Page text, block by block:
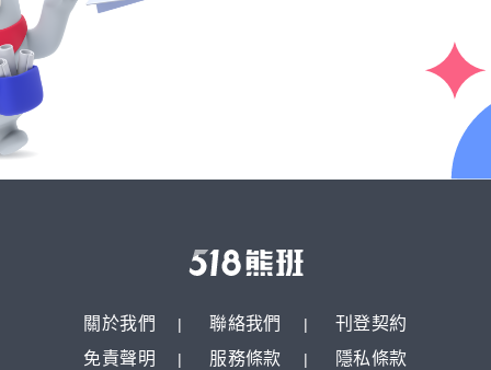
關於我們 聯絡我們
刊登契約
免責聲明
服務條款 隱私條款